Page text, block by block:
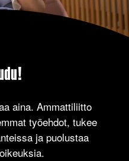
aina. Ammattiliitto
työehdot, tukee
ja puolustaa